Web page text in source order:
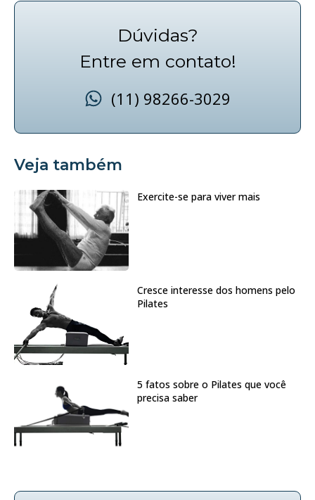
Dúvidas?
Entre em contato!
(11) 98266-3029
Veja também
Exercite-se para viver mais
Cresce interesse dos homens pelo
Pilates
5 fatos sobre o Pilates que você
precisa saber